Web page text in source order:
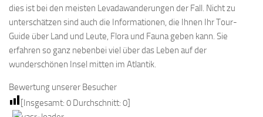
dies ist bei den meisten Levadawanderungen der Fall. Nicht zu
unterschätzen sind auch die Informationen, die Ihnen Ihr Tour-
Guide über Land und Leute, Flora und Fauna geben kann. Sie
erfahren so ganz nebenbei viel über das Leben auf der
wunderschönen Insel mitten im Atlantik.
Bewertung unserer Besucher
[Insgesamt: 0 Durchschnitt: 0]